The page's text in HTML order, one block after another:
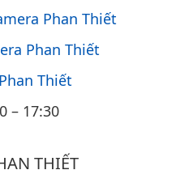
Phan Thiết
Phan Thiết
Thiết
– 17:30
THIẾT